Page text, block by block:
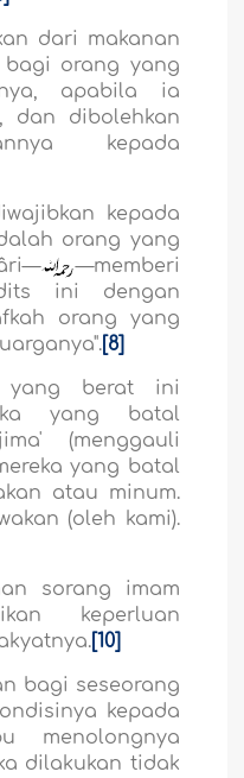
dari makanan
orang yang
apabila ia
dan dibolehkan
kepada
kepada
orang yang
—memberi
ini dengan
orang yang
[8]
yang berat ini
yang batal
(menggauli
yang batal
atau minum.
(oleh kami).
sorang imam
keperluan
[10]
bagi seseorang
kepada
menolongnya
dilakukan tidak